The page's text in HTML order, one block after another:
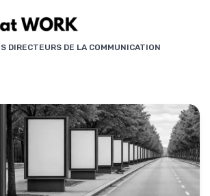
DIRECTEURS DE LA COMMUNICATION
des cookies